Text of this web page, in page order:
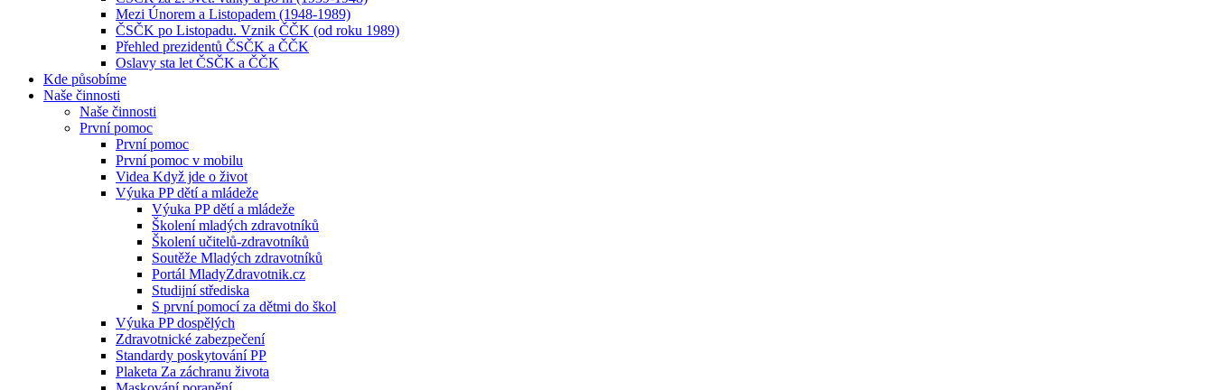
Mezi Únorem a Listopadem (1948-1989)
ČSČK po Listopadu. Vznik ČČK (od roku 1989)
Přehled prezidentů ČSČK a ČČK
Oslavy sta let ČSČK a ČČK
Kde působíme
Naše činnosti
Naše činnosti
První pomoc
První pomoc
První pomoc v mobilu
Videa Když jde o život
Výuka PP dětí a mládeže
Výuka PP dětí a mládeže
Školení mladých zdravotníků
Školení učitelů-zdravotníků
Soutěže Mladých zdravotníků
Portál MladyZdravotnik.cz
Studijní střediska
S první pomocí za dětmi do škol
Výuka PP dospělých
Zdravotnické zabezpečení
Standardy poskytování PP
Plaketa Za záchranu života